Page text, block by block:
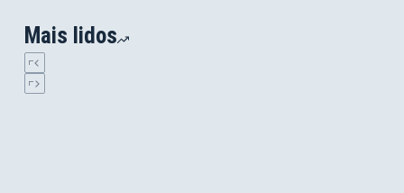
Mais lidos